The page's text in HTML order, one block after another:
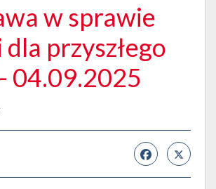
w sprawie
przyszłego
04.09.2025